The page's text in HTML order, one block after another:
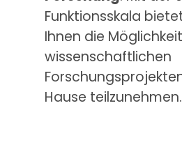
Funktionsskala
Ihnen die
wissenschaftlichen
Hause teilzunehmen.